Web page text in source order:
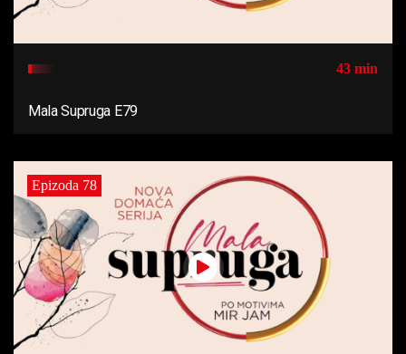
43 min
Mala Supruga E79
Epizoda 78